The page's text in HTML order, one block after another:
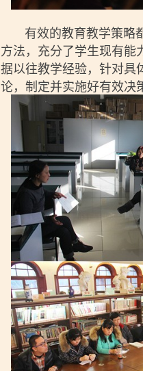
有效的教育教学策略都
方法，充分了学生现有能
据以往教学经验，针对具
论，制定并实施好有效决